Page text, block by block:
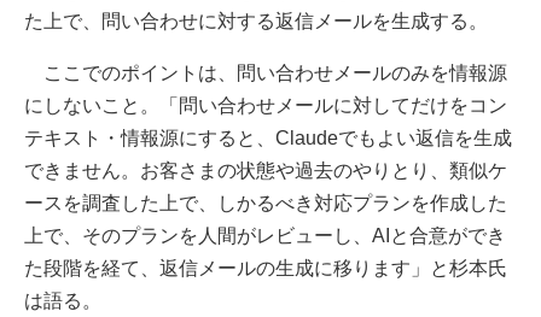
た上で、問い合わせに対する返信メールを生成する。
ここでのポイントは、問い合わせメールのみを情報源
にしないこと。「問い合わせメールに対してだけをコン
テキスト・情報源にすると、Claudeでもよい返信を生成
できません。お客さまの状態や過去のやりとり、類似ケ
ースを調査した上で、しかるべき対応プランを作成した
上で、そのプランを人間がレビューし、AIと合意ができ
た段階を経て、返信メールの生成に移ります」と杉本氏
は語る。